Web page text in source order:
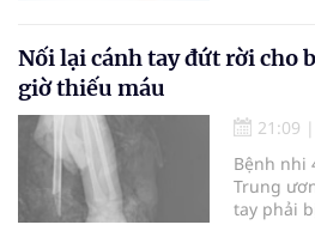
cường
quy
hiến và
Nối lại cánh tay đứt rời cho
giờ thiếu máu
21:09 |
Bệnh nhi
Trung
tay phải